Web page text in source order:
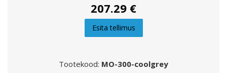
207.29 €
Esita tellimus
Tootekood: MO-300-coolgrey